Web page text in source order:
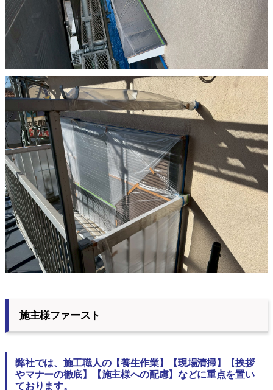
施主様ファースト
弊社では、施工職人の【養生作業】【現場清掃】【挨拶
やマナーの徹底】【施主様への配慮】などに重点を置い
ております。